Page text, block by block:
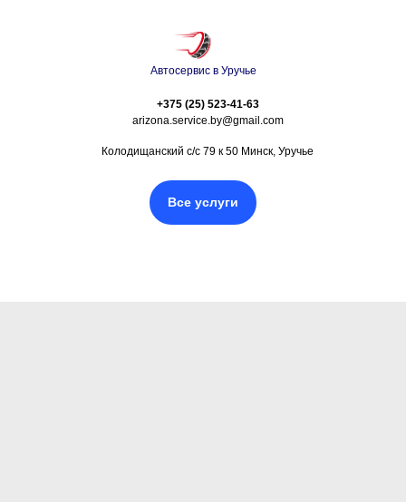
Автосервис в Уручье
+375 (25) 523-41-63
arizona.service.by@gmail.com
Колодищанский с/с 79 к 50 Минск, Уручье
Все услуги